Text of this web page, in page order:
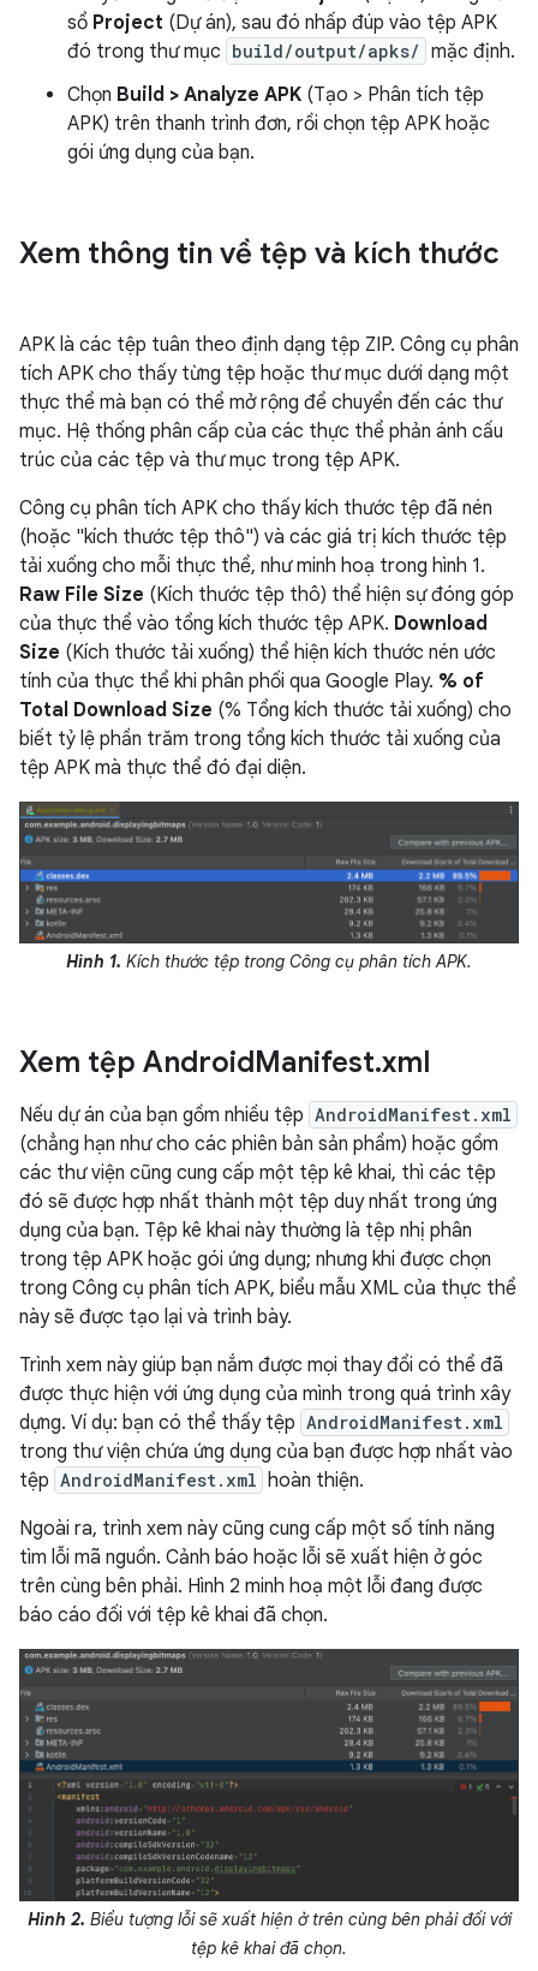
sổ Project (Dự án), sau đó nhấp đúp vào tệp APK
đó trong thư mục build/output/apks/ mặc định.
Chọn Build > Analyze APK (Tạo > Phân tích tệp
APK) trên thanh trình đơn, rồi chọn tệp APK hoặc
gói ứng dụng của bạn.
Xem thông tin về tệp và kích thước
APK là các tệp tuân theo định dạng tệp ZIP. Công cụ phân
tích APK cho thấy từng tệp hoặc thư mục dưới dạng một
thực thể mà bạn có thể mở rộng để chuyển đến các thư
mục. Hệ thống phân cấp của các thực thể phản ánh cấu
trúc của các tệp và thư mục trong tệp APK.
Công cụ phân tích APK cho thấy kích thước tệp đã nén
(hoặc "kích thước tệp thô") và các giá trị kích thước tệp
tải xuống cho mỗi thực thể, như minh hoạ trong hình 1.
Raw File Size (Kích thước tệp thô) thể hiện sự đóng góp
của thực thể vào tổng kích thước tệp APK. Download
Size (Kích thước tải xuống) thể hiện kích thước nén ước
tính của thực thể khi phân phối qua Google Play. % of
Total Download Size (% Tổng kích thước tải xuống) cho
biết tỷ lệ phần trăm trong tổng kích thước tải xuống của
tệp APK mà thực thể đó đại diện.
Hình 1. Kích thước tệp trong Công cụ phân tích APK.
Xem tệp AndroidManifest.xml
Nếu dự án của bạn gồm nhiều tệp AndroidManifest.xml
(chẳng hạn như cho các phiên bản sản phẩm) hoặc gồm
các thư viện cũng cung cấp một tệp kê khai, thì các tệp
đó sẽ được hợp nhất thành một tệp duy nhất trong ứng
dụng của bạn. Tệp kê khai này thường là tệp nhị phân
trong tệp APK hoặc gói ứng dụng; nhưng khi được chọn
trong Công cụ phân tích APK, biểu mẫu XML của thực thể
này sẽ được tạo lại và trình bày.
Trình xem này giúp bạn nắm được mọi thay đổi có thể đã
được thực hiện với ứng dụng của mình trong quá trình xây
dựng. Ví dụ: bạn có thể thấy tệp AndroidManifest.xml
trong thư viện chứa ứng dụng của bạn được hợp nhất vào
tệp AndroidManifest.xml hoàn thiện.
Ngoài ra, trình xem này cũng cung cấp một số tính năng
tìm lỗi mã nguồn. Cảnh báo hoặc lỗi sẽ xuất hiện ở góc
trên cùng bên phải. Hình 2 minh hoạ một lỗi đang được
báo cáo đối với tệp kê khai đã chọn.
Hình 2. Biểu tượng lỗi sẽ xuất hiện ở trên cùng bên phải đối với
tệp kê khai đã chọn.